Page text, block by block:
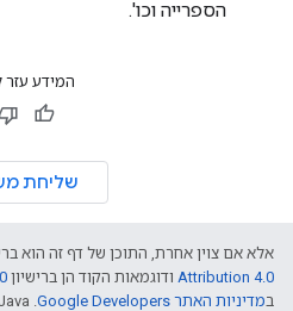
הספרייה וכו'.
המידע עזר
שליחת
אלא אם צוין אחרת, התוכן של דף זה הוא
Attribution 4.0 ודוגמאות הקוד הן ברישיון
במדיניות האתר Google Developers‏